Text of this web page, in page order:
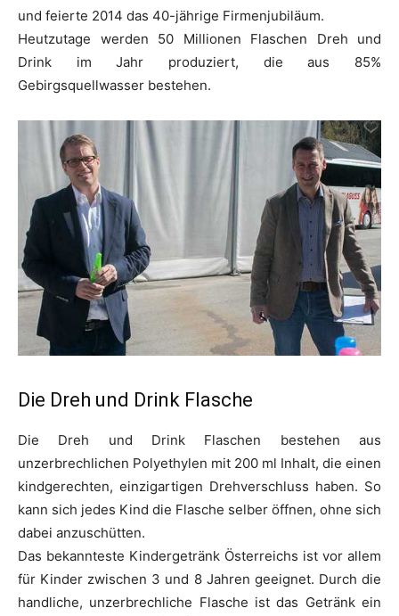
und feierte 2014 das 40-jährige Firmenjubiläum.
Heutzutage werden 50 Millionen Flaschen Dreh und
Drink im Jahr produziert, die aus 85%
Gebirgsquellwasser bestehen.
Die Dreh und Drink Flasche
Die Dreh und Drink Flaschen bestehen aus
unzerbrechlichen Polyethylen mit 200 ml Inhalt, die einen
kindgerechten, einzigartigen Drehverschluss haben. So
kann sich jedes Kind die Flasche selber öffnen, ohne sich
dabei anzuschütten.
Das bekannteste Kindergetränk Österreichs ist vor allem
für Kinder zwischen 3 und 8 Jahren geeignet. Durch die
handliche, unzerbrechliche Flasche ist das Getränk ein